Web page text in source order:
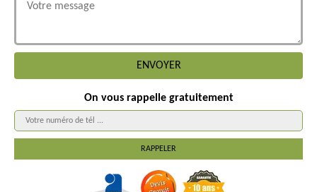
On vous rappelle gratuitement